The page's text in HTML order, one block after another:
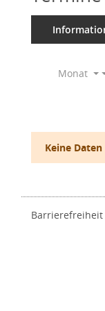
Monat
Keine
Barrierefreiheit